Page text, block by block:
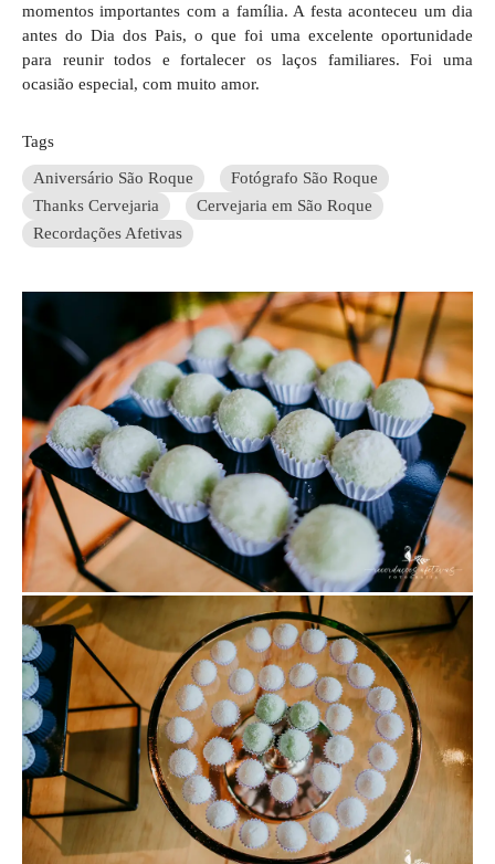
momentos importantes com a família. A festa aconteceu um dia
antes do Dia dos Pais, o que foi uma excelente oportunidade
para reunir todos e fortalecer os laços familiares. Foi uma
ocasião especial, com muito amor.
Tags
Aniversário São Roque
Fotógrafo São Roque
Thanks Cervejaria
Cervejaria em São Roque
Recordações Afetivas